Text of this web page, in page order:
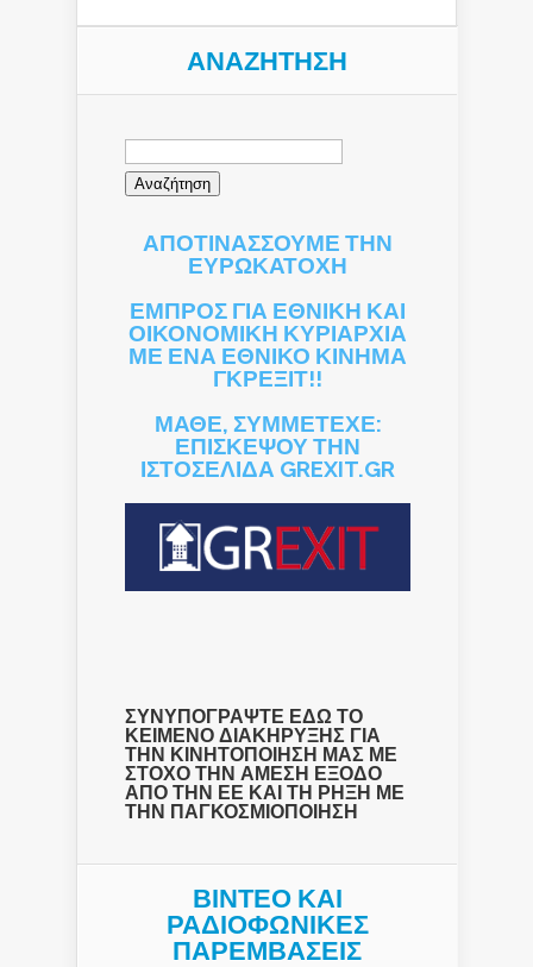
ΑΝΑΖΉΤΗΣΗ
Αναζήτηση
ΑΠΟΤΙΝΑΣΣΟΥΜΕ ΤΗΝ
ΕΥΡΩΚΑΤΟΧΗ
ΕΜΠΡΟΣ ΓΙΑ ΕΘΝΙΚΗ ΚΑΙ
ΟΙΚΟΝΟΜΙΚΗ ΚΥΡΙΑΡΧΙΑ
ΜΕ ΕΝΑ ΕΘΝΙΚΟ ΚΙΝΗΜΑ
ΓΚΡΕΞΙΤ!!
ΜΑΘΕ, ΣΥΜΜΕΤΕΧΕ:
ΕΠΙΣΚΕΨΟΥ ΤΗΝ
ΙΣΤΟΣΕΛΙΔΑ GREXIT.GR
ΣΥΝΥΠΟΓΡΑΨΤΕ ΕΔΩ ΤΟ
ΚΕΙΜΕΝΟ ΔΙΑΚΗΡΥΞΗΣ ΓΙΑ
ΤΗΝ ΚΙΝΗΤΟΠΟΙΗΣΗ ΜΑΣ ΜΕ
ΣΤΟΧΟ ΤΗΝ ΑΜΕΣΗ ΕΞΟΔΟ
ΑΠΟ ΤΗΝ ΕΕ ΚΑΙ ΤΗ ΡΗΞΗ ΜΕ
ΤΗΝ ΠΑΓΚΟΣΜΙΟΠΟΙΗΣΗ
ΒΙΝΤΕΟ ΚΑΙ
ΡΑΔΙΟΦΩΝΙΚΕΣ
ΠΑΡΕΜΒΑΣΕΙΣ